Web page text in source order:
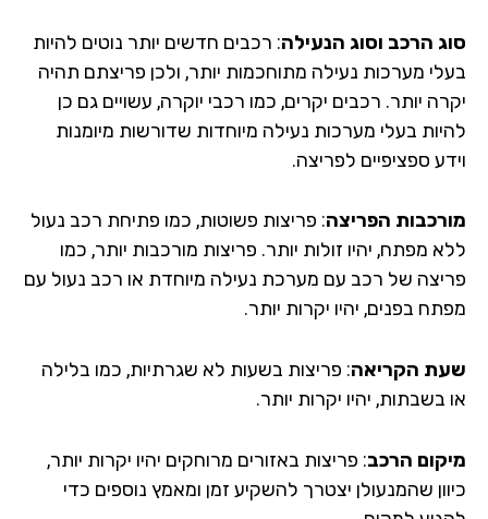
הרכב וסוג הנעילה: רכבים חדשים יותר נוטים להיות
מערכות נעילה מתוחכמות יותר, ולכן פריצתם תהיה
יותר. רכבים יקרים, כמו רכבי יוקרה, עשויים גם כן
בעלי מערכות נעילה מיוחדות שדורשות מיומנות
ספציפיים לפריצה.
הפריצה: פריצות פשוטות, כמו פתיחת רכב נעול
מפתח, יהיו זולות יותר. פריצות מורכבות יותר, כמו
של רכב עם מערכת נעילה מיוחדת או רכב נעול עם
בפנים, יהיו יקרות יותר.
הקריאה: פריצות בשעות לא שגרתיות, כמו בלילה
בשבתות, יהיו יקרות יותר.
הרכב: פריצות באזורים מרוחקים יהיו יקרות יותר,
שהמנעולן יצטרך להשקיע זמן ומאמץ נוספים כדי